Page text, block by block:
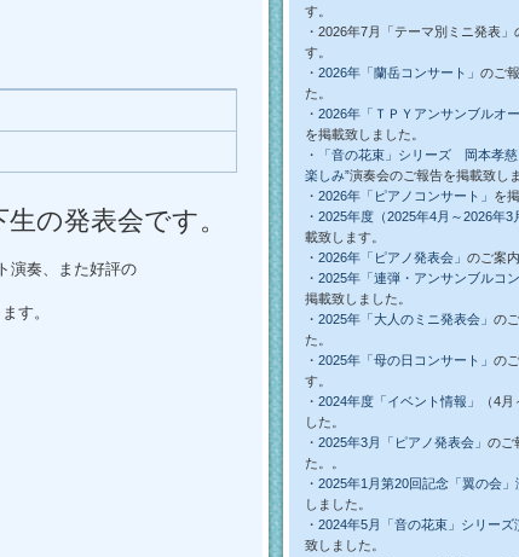
の発表会です。
演奏、また好評の
す。
す。
・2026年7月「テーマ別ミニ発表
す。
・2026年「蘭岳コンサート」のご
た。
・2026年「ＴＰＹアンサンブルオ
を掲載致しました。
・
「音の花束」シリーズ 岡本孝
楽しみ”演奏会のご報告を掲載致し
・2026年「ピアノコンサート」 を
・2025年度（2025年4月～2026年3
載致します。
・2026年「ピアノ発表会」のご案
・2025年「連弾・アンサンブルコ
掲載致しました。
・2025年「大人のミニ発表会」の
た。
・2025年「母の日コンサート」の
す。
・2024年度「イベント情報」
（4
した。
・2025年3月「ピアノ発表会」のご
た。。
・2025年1月第20回記念「翼の会」
しました。
・2024年5月「音の花束」シリーズ
致しました。